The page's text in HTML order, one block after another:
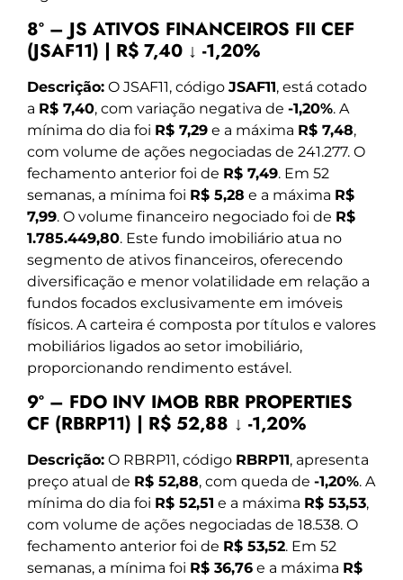
8º – JS ATIVOS FINANCEIROS FII CEF
(JSAF11) | R$ 7,40 ↓ -1,20%
Descrição: O JSAF11, código JSAF11, está cotado
a R$ 7,40, com variação negativa de -1,20%. A
mínima do dia foi R$ 7,29 e a máxima R$ 7,48,
com volume de ações negociadas de 241.277. O
fechamento anterior foi de R$ 7,49. Em 52
semanas, a mínima foi R$ 5,28 e a máxima R$
7,99. O volume financeiro negociado foi de R$
1.785.449,80. Este fundo imobiliário atua no
segmento de ativos financeiros, oferecendo
diversificação e menor volatilidade em relação a
fundos focados exclusivamente em imóveis
físicos. A carteira é composta por títulos e valores
mobiliários ligados ao setor imobiliário,
proporcionando rendimento estável.
9º – FDO INV IMOB RBR PROPERTIES
CF (RBRP11) | R$ 52,88 ↓ -1,20%
Descrição: O RBRP11, código RBRP11, apresenta
preço atual de R$ 52,88, com queda de -1,20%. A
mínima do dia foi R$ 52,51 e a máxima R$ 53,53,
com volume de ações negociadas de 18.538. O
fechamento anterior foi de R$ 53,52. Em 52
semanas, a mínima foi R$ 36,76 e a máxima R$